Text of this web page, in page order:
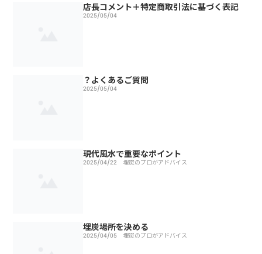
店長コメント＋特定商取引法に基づく表記
2025/05/04
？よくあるご質問
2025/05/04
現代風水で重要なポイント
2025/04/22 埋炭のプロがアドバイス
埋炭場所を決める
2025/04/05 埋炭のプロがアドバイス